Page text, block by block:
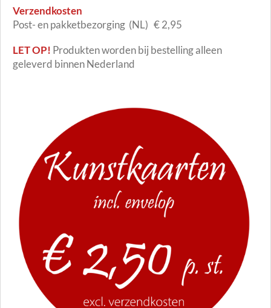
Verzendkosten
Post- en pakketbezorging (NL) € 2,95
LET OP! Produkten worden bij bestelling alleen
geleverd binnen Nederland